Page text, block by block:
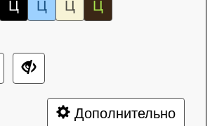
Ц Ц Ц Ц
Дополнительно